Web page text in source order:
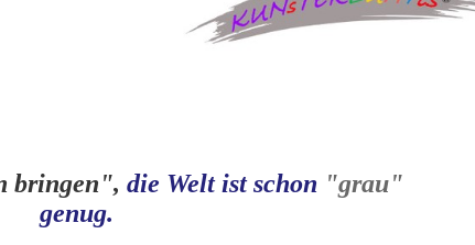
bringen", die Welt ist schon "grau"
genug.